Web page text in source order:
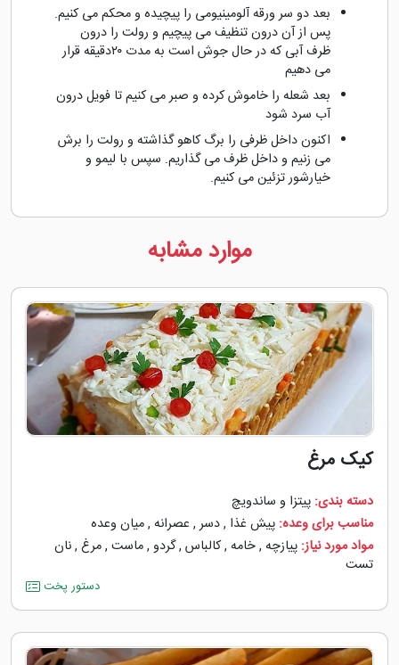
بعد دو سر ورقه آلومینیومی را پیچیده و محکم می کنیم.
پس از آن درون تنظیف می پیچیم و رولت را درون
ظرف آبی که در حال جوش است به مدت ۲۰دقیقه قرار
می دهیم
بعد شعله را خاموش کرده و صبر می کنیم تا فویل درون
آب سرد شود
اکنون داخل ظرفی را برگ کاهو گذاشته و رولت را برش
می زنیم و داخل ظرف می گذاریم. سپس با لیمو و
خیارشور تزئین می کنیم.
موارد مشابه
کیک مرغ
دسته بندی: پیتزا و ساندویچ
مناسب برای وعده: پیش غذا ,دسر, عصرانه ,میان وعده
مواد مورد نیاز: پیازچه ,خامه ,کالباس ,گردو ,ماست ,مرغ ,نان
تست
دستور پخت